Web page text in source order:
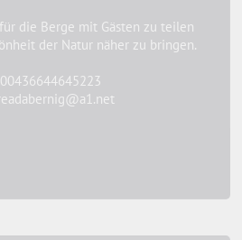
die Berge mit Gästen zu teilen
der Natur näher zu bringen.
00436644645223